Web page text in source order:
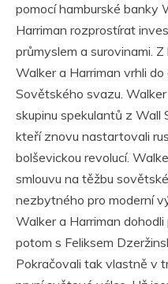
pomocí hamburské banky
Harriman rozprostírat
průmyslem a surovinami.
Walker a Harriman vrhli
Sovětského svazu.
skupinu spekulantů z Wall
kteří znovu nastartovali
bolševickou revolucí.
smlouvu na těžbu
nezbytného pro moderní
Walker a Harriman
potom s Feliksem
Pokračovali tak vlastně v